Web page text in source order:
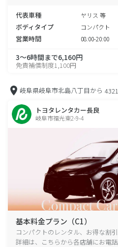
代表車種 ヤリス 等
ボディタイプ コンパクト
営業時間 08:00-20:00
3～6時間まで6,160円
免責補償制度1,100円
岐阜県岐阜市北島八丁目から
トヨタレンタカー長良
岐阜市福光東2-9-4
基本料金プラン（C1）
コンパクトのレンタル、お得な割
詳細は、こちらから各店舗にお電話